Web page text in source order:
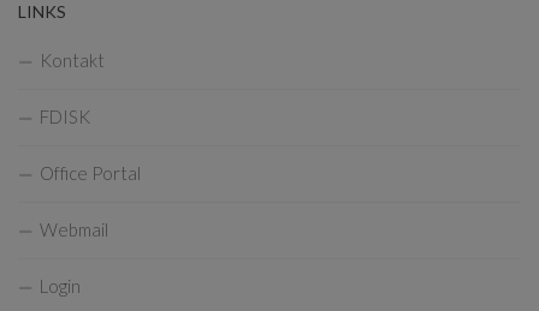
LINKS
Kontakt
FDISK
Office Portal
Webmail
Login